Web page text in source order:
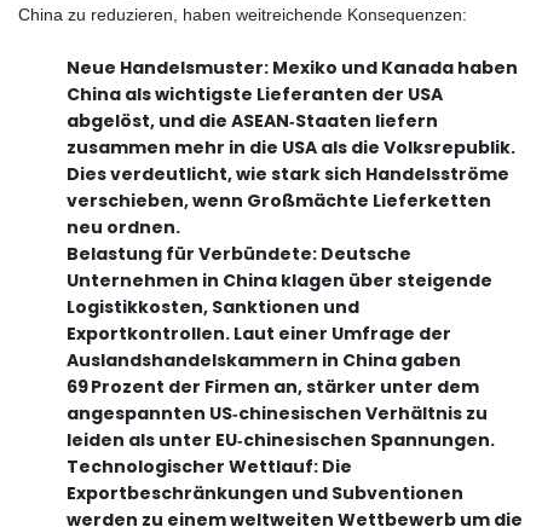
China zu reduzieren, haben weitreichende Konsequenzen:
Neue Handelsmuster: Mexiko und Kanada haben
China als wichtigste Lieferanten der USA
abgelöst, und die ASEAN‑Staaten liefern
zusammen mehr in die USA als die Volksrepublik.
Dies verdeutlicht, wie stark sich Handelsströme
verschieben, wenn Großmächte Lieferketten
neu ordnen.
Belastung für Verbündete: Deutsche
Unternehmen in China klagen über steigende
Logistikkosten, Sanktionen und
Exportkontrollen. Laut einer Umfrage der
Auslandshandelskammern in China gaben
69 Prozent der Firmen an, stärker unter dem
angespannten US‑chinesischen Verhältnis zu
leiden als unter EU‑chinesischen Spannungen.
Technologischer Wettlauf: Die
Exportbeschränkungen und Subventionen
werden zu einem weltweiten Wettbewerb um die